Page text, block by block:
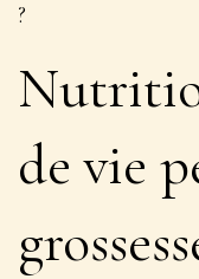
?
de vie